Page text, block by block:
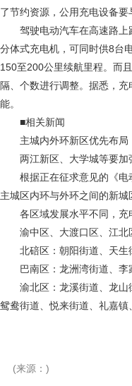
了节约资源，公用充电设备要
驾驶电动汽车在高速路上跑
分体式充电机，可同时供8台
150至200公里续航里程。而
隔、个数进行调整。据悉，
能。
■相关新闻
主城内外环新区优先布局
两江新区、大学城等要加
根据正在征求意见的《电动
主城区内环与外环之间的新
各区域发展水平不同，充
渝中区、大渡口区、江北
北碚区：朝阳街道、天生街
巴南区：龙洲湾街道、李家
渝北区：龙溪街道、龙山街
鸳鸯街道、悦来街道、礼嘉
(来源：)